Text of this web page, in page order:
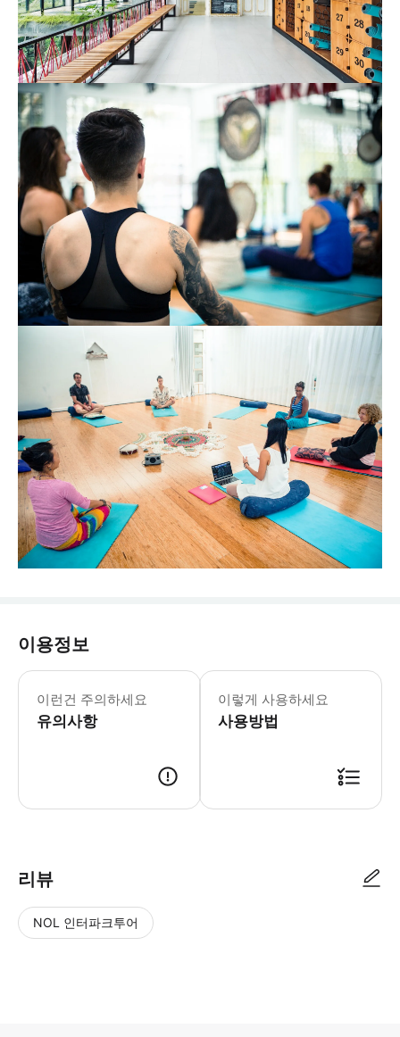
이용정보
이런건 주의하세요
유의사항
이렇게 사용하세요
사용방법
리뷰
NOL 인터파크투어